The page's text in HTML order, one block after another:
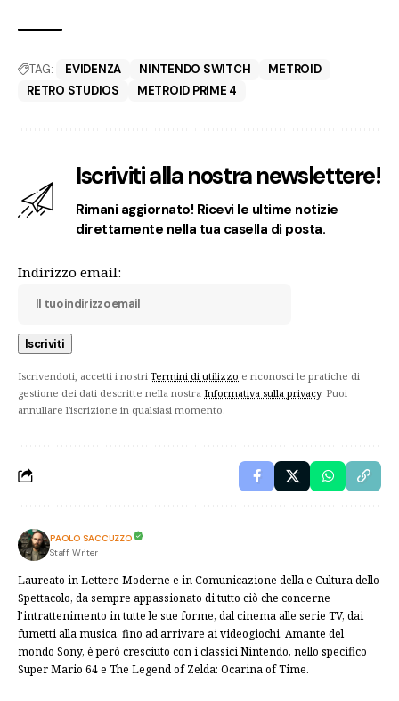
TAG: EVIDENZA NINTENDO SWITCH
METROID
RETRO STUDIOS
METROID PRIME 4
Iscriviti alla nostra newslettere!
Rimani aggiornato! Ricevi le ultime notizie
direttamente nella tua casella di posta.
Indirizzo email:
Iscrivendoti, accetti i nostri Termini di utilizzo e riconosci le pratiche di
gestione dei dati descritte nella nostra Informativa sulla privacy. Puoi
annullare l'iscrizione in qualsiasi momento.
PAOLO SACCUZZO
Staff Writer
Laureato in Lettere Moderne e in Comunicazione della e Cultura dello
Spettacolo, da sempre appassionato di tutto ciò che concerne
l'intrattenimento in tutte le sue forme, dal cinema alle serie TV, dai
fumetti alla musica, fino ad arrivare ai videogiochi. Amante del
mondo Sony, è però cresciuto con i classici Nintendo, nello specifico
Super Mario 64 e The Legend of Zelda: Ocarina of Time.